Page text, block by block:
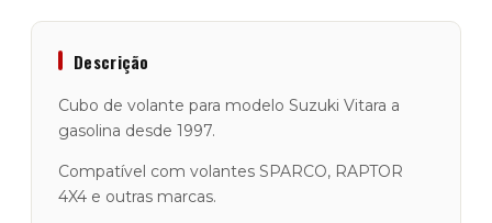
Vitara
Gasolina
desde
1997
Descrição
Cubo de volante para modelo Suzuki Vitara a
gasolina desde 1997.
Compatível com volantes SPARCO, RAPTOR
4X4 e outras marcas.